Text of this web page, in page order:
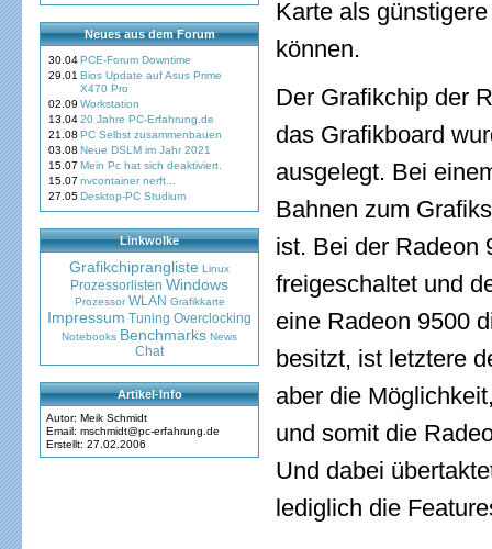
Neues aus dem Forum
30.04PCE-Forum Downtime
29.01 Bios Update auf Asus Prime
X470 Pro
02.09 Workstation
13.0420 Jahre PC-Erfahrung.de
21.08 PC Selbst zusammenbauen
03.08 Neue DSLM im Jahr 2021
15.07 Mein Pc hat sich deaktiviert.
15.07 nvcontainer nerft...
27.05Desktop-PC Studium
Linkwolke
Grafikchiprangliste Linux
Prozessorlisten Windows
Prozessor WLAN Grafikkarte
Impressum Tuning Overclocking
Notebooks Benchmarks News
Chat
Artikel-Info
Autor: Meik Schmidt
Email: mschmidt@pc-erfahrung.de
Erstellt: 27.02.2006
Karte als
können.
Der Grafikchip der
das Grafikboard
ausgelegt. Bei
Bahnen zum
ist. Bei der Radeon
freigeschaltet und
eine Radeon 9500
besitzt, ist letztere
aber die
und somit die
Und dabei
lediglich die